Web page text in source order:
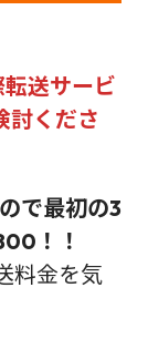
送サービ
討くださ
で最初の3
！！
料金を気